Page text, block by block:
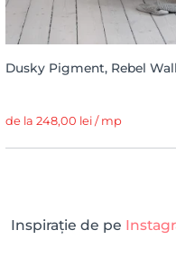
Dusky Pigment, Rebel
de la 248,00 lei / mp
Inspirație de pe